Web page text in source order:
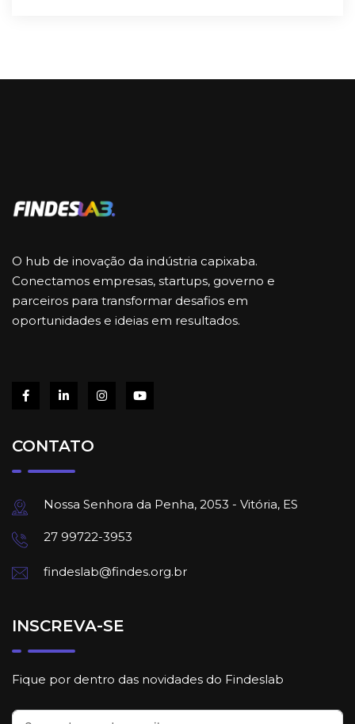
O hub de inovação da indústria capixaba.
Conectamos empresas, startups, governo e
parceiros para transformar desafios em
oportunidades e ideias em resultados.
CONTATO
Nossa Senhora da Penha, 2053 - Vitória, ES
27 99722-3953
findeslab@findes.org.br
INSCREVA-SE
Fique por dentro das novidades do Findeslab